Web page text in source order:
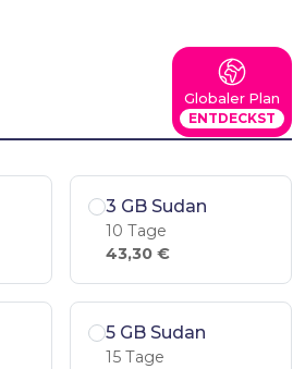
Globaler Plan
ENTDECKST
3 GB Sudan
10 Tage
43,30 €
5 GB Sudan
15 Tage